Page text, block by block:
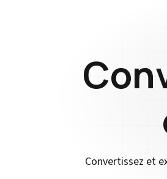
Convertissez et